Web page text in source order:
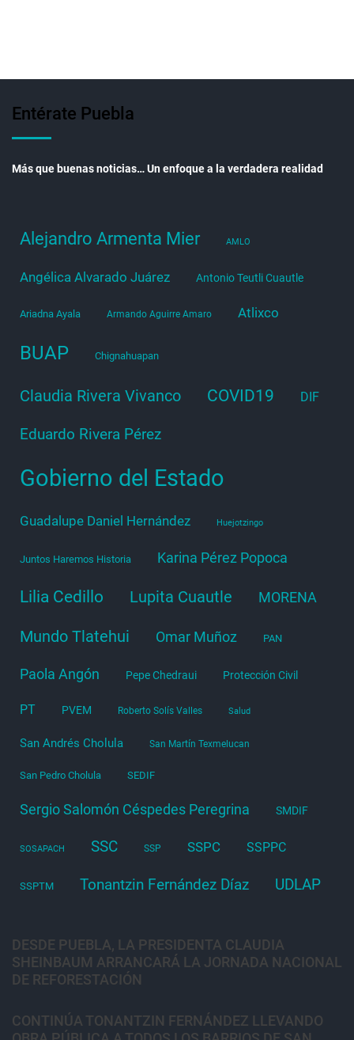
Entérate Puebla
Más que buenas noticias… Un enfoque a la verdadera realidad
Alejandro Armenta Mier AMLO
Angélica Alvarado Juárez Antonio Teutli Cuautle
Ariadna Ayala Armando Aguirre Amaro Atlixco
BUAP Chignahuapan
Claudia Rivera Vivanco COVID19 DIF
Eduardo Rivera Pérez
Gobierno del Estado
Guadalupe Daniel Hernández Huejotzingo
Juntos Haremos Historia Karina Pérez Popoca
Lilia Cedillo Lupita Cuautle MORENA
Mundo Tlatehui Omar Muñoz PAN
Paola Angón Pepe Chedraui Protección Civil
PT PVEM Roberto Solís Valles Salud
San Andrés Cholula San Martín Texmelucan
San Pedro Cholula SEDIF
Sergio Salomón Céspedes Peregrina SMDIF
SOSAPACH SSC SSP SSPC SSPPC
SSPTM Tonantzin Fernández Díaz UDLAP
DESDE PUEBLA, LA PRESIDENTA CLAUDIA
SHEINBAUM ARRANCARÁ LA JORNADA NACIONAL
DE REFORESTACIÓN
CONTINÚA TONANTZIN FERNÁNDEZ LLEVANDO